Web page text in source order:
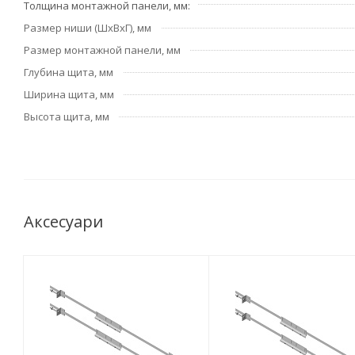
Толщина монтажной панели, мм
Размер ниши (ШхВхГ), мм
Размер монтажной панели, мм
Глубина щита, мм
Ширина щита, мм
Высота щита, мм
Аксесуари